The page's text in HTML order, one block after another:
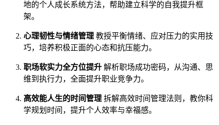
地的个人成长系统方法，帮助建立科学的自我提升框
架。
心理韧性与情绪管理 教授平衡情绪、应对压力的实用技
巧，培养积极正面的心态和抗压能力。
职场软实力全方位提升 解析职场成功密码，从沟通、思
维到执行力，全面提升职业竞争力。
高效能人生的时间管理 拆解高效时间管理法则，教你科
学规划时间，提升个人效率与幸福感。